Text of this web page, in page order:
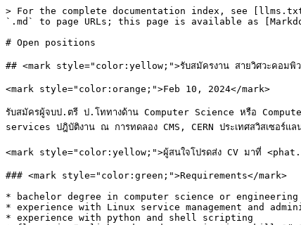
> For the complete documentation index, see
`.md` to page URLs; this page is available as
# Open positions
## <mark style="color:yellow;">รับสมัครงาน สายวิศวะคอมพิวเ
<mark style="color:orange;">Feb 10, 2024</mark>
รับสมัครผู้จบป.ตรี ป.โททางด้าน Computer Science หรือ
services ปฎิบัติงาน ณ การทดลอง CMS, CERN ประเทศสวิสเซอร์แล
<mark style="color:yellow;">ผู้สนใจโปรดส่ง CV มาที่
### <mark style="color:green;">Requirements</mark>
* bachelor degree in computer science or
* experience with Linux service management and
* experience with python and shell scripting